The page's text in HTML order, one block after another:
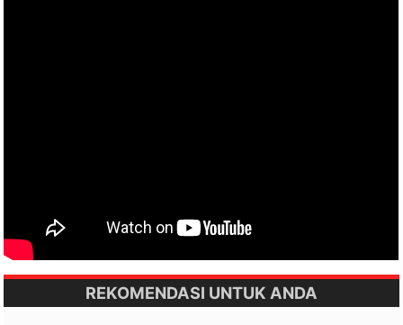
REKOMENDASI UNTUK ANDA